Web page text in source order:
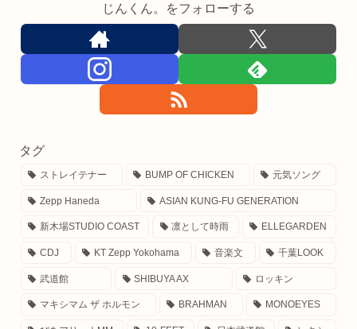
じんくん。をフォローする
タグ
ストレイテナー BUMP OF CHICKEN 元気ソング
Zepp Haneda ASIAN KUNG-FU GENERATION
新木場STUDIO COAST 凛として時雨 ELLEGARDEN
CDJ KT Zepp Yokohama 音楽文 千葉LOOK
武道館 SHIBUYA AX ロッキン
マキシマム ザ ホルモン BRAHMAN MONOEYES